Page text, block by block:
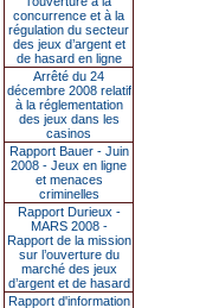
concurrence et à la
régulation du secteur
des jeux d’argent et
de hasard en ligne
Arrêté du 24
décembre 2008 relatif
à la réglementation
des jeux dans les
casinos
Rapport Bauer - Juin
2008 - Jeux en ligne
et menaces
criminelles
Rapport Durieux -
MARS 2008 -
Rapport de la mission
sur l’ouverture du
marché des jeux
d’argent et de hasard
Rapport d'information